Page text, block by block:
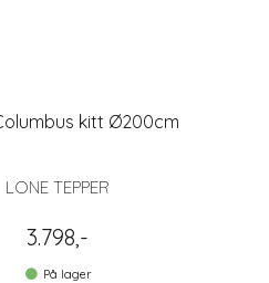
kitt Ø200cm
LONE TEPPER
3.798,-
På lager